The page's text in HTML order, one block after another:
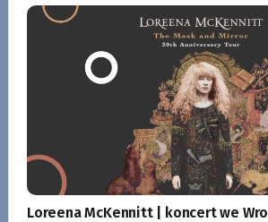
Loreena McKennitt | koncert we